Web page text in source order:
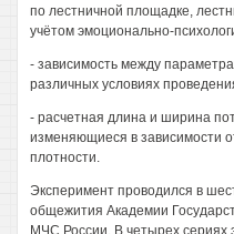
по лестничной площадке,
учётом эмоционально-
- зависимость между
различных условиях
- расчетная длина и ширина
изменяющиеся в зависимости
плотности.
Эксперимент проводился в
общежития Академии
МЧС России. В четырех сериях